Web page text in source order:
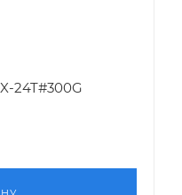
24T#300G